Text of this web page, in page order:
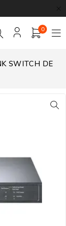
0
SWITCH DE